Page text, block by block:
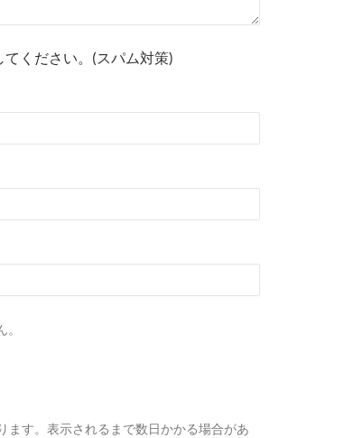
ください。(スパム対策)
ます。表示されるまで数日かかる場合があ